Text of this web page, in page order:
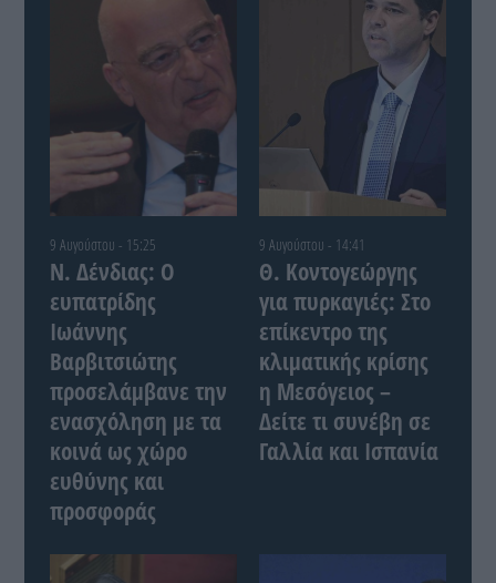
9 Αυγούστου - 15:25
Ν. Δένδιας: Ο
ευπατρίδης
Ιωάννης
Βαρβιτσιώτης
προσελάμβανε την
ενασχόληση με τα
κοινά ως χώρο
ευθύνης και
προσφοράς
9 Αυγούστου - 14:41
Θ. Κοντογεώργης
για πυρκαγιές: Στο
επίκεντρο της
κλιματικής κρίσης
η Μεσόγειος –
Δείτε τι συνέβη σε
Γαλλία και Ισπανία